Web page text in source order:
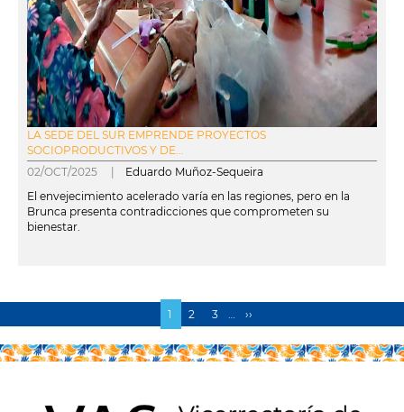
LA SEDE DEL SUR EMPRENDE PROYECTOS
SOCIOPRODUCTIVOS Y DE...
02/OCT/2025 | Eduardo Muñoz-Sequeira
El envejecimiento acelerado varía en las regiones, pero en la
Brunca presenta contradicciones que comprometen su
bienestar.
Página
actual
1 Page
2 Page
3
Siguiente
página
››